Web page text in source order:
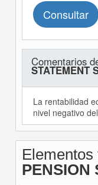
Consultar
Comentarios
STATEMENT
La rentabilidad
nivel negativo
PENSION